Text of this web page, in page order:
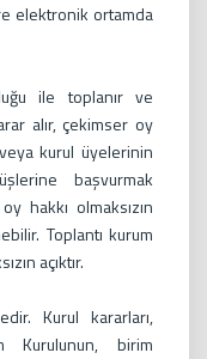
elektronik ortamda
ile toplanır ve
alır, çekimser oy
veya kurul üyelerinin
başvurmak
hakkı olmaksızın
Toplantı kurum
açıktır.
Kurul kararları,
Kurulunun, birim